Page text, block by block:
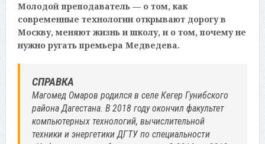
Молодой преподаватель — о том, как
современные технологии открывают дорогу в
Москву, меняют жизнь и школу, и о том, почему не
нужно ругать премьера Медведева.
СПРАВКА
Магомед Омаров родился в селе Кегер Гунибского
района Дагестана. В 2018 году окончил факультет
компьютерных технологий, вычислительной
техники и энергетики ДГТУ по специальности